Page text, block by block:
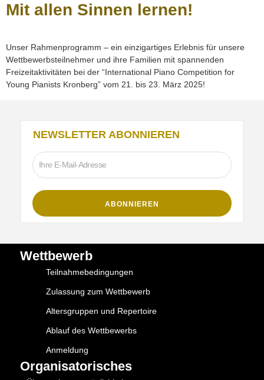
Mit allen Sinnen lernen!
Unser Rahmenprogramm – ein einzigartiges Erlebnis für unsere
Wettbewerbsteilnehmer und ihre Familien mit spannenden
Freizeitaktivitäten bei der “International Piano Competition for
Young Pianists Kronberg” vom 21. bis 23. März 2025!
NEWSLETTER ABONNIEREN
Wettbewerb
Teilnahmebedingungen
Zulassung zum Wettbewerb
Altersgruppen und Repertoire
Ablauf des Wettbewerbs
Anmeldung
Organisatorisches